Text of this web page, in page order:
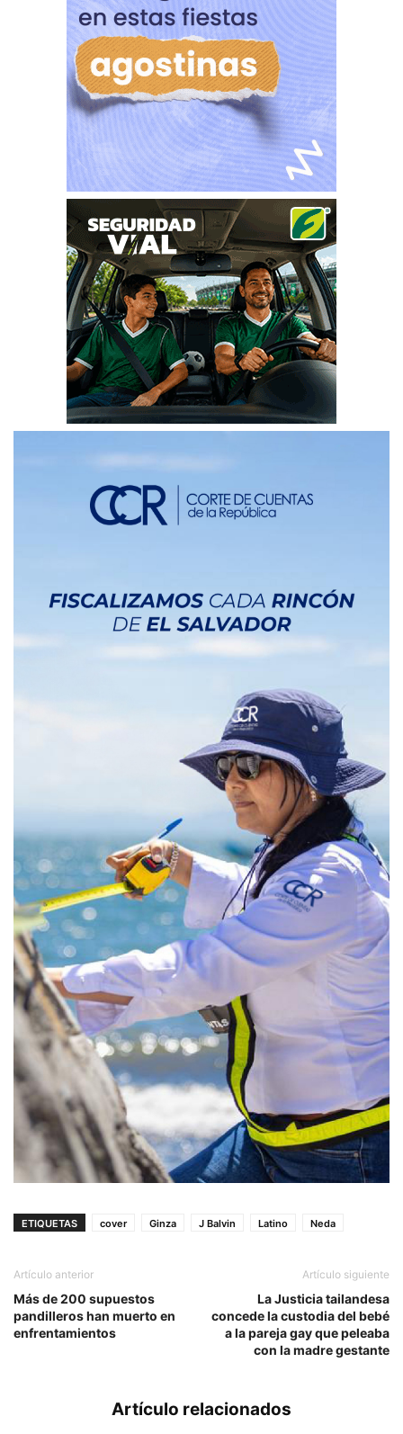
ETIQUETAS cover Ginza J Balvin Latino Neda
Artículo anterior
Más de 200 supuestos
pandilleros han muerto en
enfrentamientos
Artículo siguiente
La Justicia tailandesa
concede la custodia del bebé
a la pareja gay que peleaba
con la madre gestante
Artículo relacionados